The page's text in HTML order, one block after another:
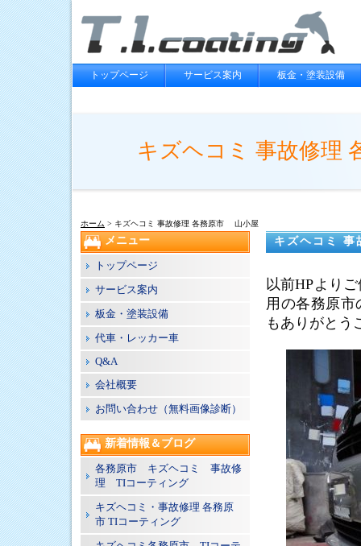
トップページ サービス案内 板金・塗装設備
キズヘコミ 事故修
ホーム > キズヘコミ 事故修理 各務原市 山小屋
キズヘコミ
以前HPより
用の各務原
もありがとう
メニュー
トップページ
サービス案内
板金・塗装設備
代車・レッカー車
Q&A
会社概要
お問い合わせ（無料画像診断）
新着情報＆ブログ
各務原市 キズヘコミ 事故修
理 TIコーティング
キズヘコミ・事故修理 各務原
市 TIコーティング